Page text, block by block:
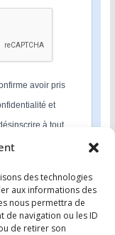
des technologies
aux informations des
nous permettra de
de navigation ou les ID
de retirer son
avoir pris
et
à tout
nos emails.
plateforme
vous